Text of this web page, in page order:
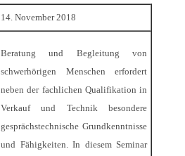
14. November 2018
Beratung und Begleitung von
schwerhörigen Menschen erfordert
neben der fachlichen Qualifikation in
Verkauf und Technik besondere
gesprächstechnische Grundkenntnisse
und Fähigkeiten. In diesem Seminar